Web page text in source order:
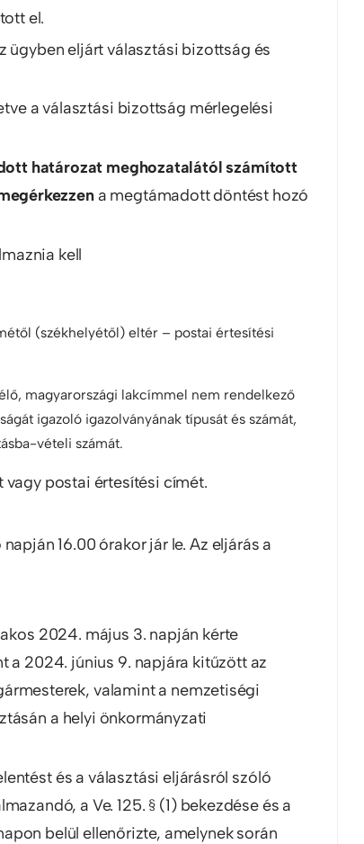
el.
ügyben eljárt választási bizottság és
a választási bizottság mérlegelési
határozat meghozatalától számított
a megtámadott döntést hozó
kell
(székhelyétől) eltér – postai értesítési
magyarországi lakcímmel nem rendelkező
igazoló igazolványának típusát és számát,
vételi számát.
postai értesítési címét.
16.00 órakor jár le. Az eljárás a
2024. május 3. napján kérte
a 2024. június 9. napjára kitűzött az
valamint a nemzetiségi
a helyi önkormányzati
és a választási eljárásról szóló
a Ve. 125. § (1) bekezdése és a
belül ellenőrizte, amelynek során